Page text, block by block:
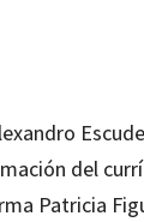
del
Patricia